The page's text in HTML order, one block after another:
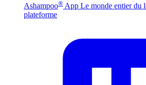
Ashampoo® App Le monde entier du
plateforme